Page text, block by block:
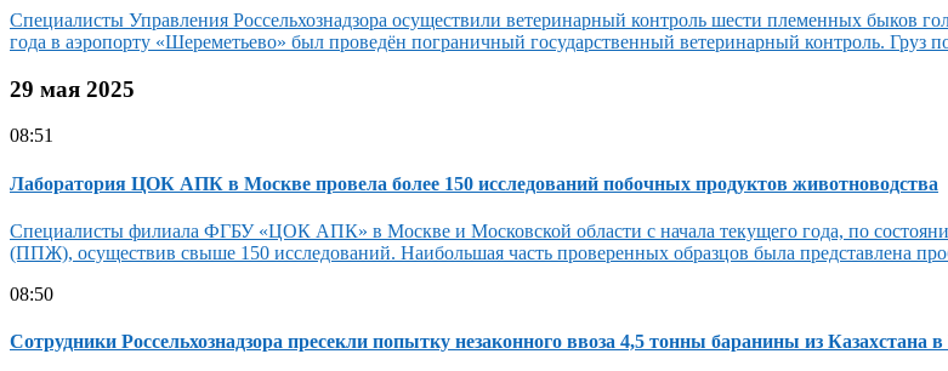
Специалисты Управления Россельхознадзора осуществили ветеринарный контроль шести племенных
года в аэропорту «Шереметьево» был проведён пограничный государственный ветеринарный контроль. Груз
29 мая 2025
08:51
Лаборатория ЦОК АПК в Москве провела более 150 исследований побочных продуктов животноводства
Специалисты филиала ФГБУ «ЦОК АПК» в Москве и Московской области с начала текущего года, по
(ППЖ), осуществив свыше 150 исследований. Наибольшая часть проверенных образцов была представлена
08:50
Сотрудники Россельхознадзора пресекли попытку незаконного ввоза 4,5 тонны баранины из Казахстана